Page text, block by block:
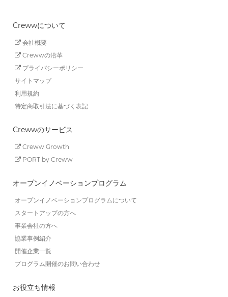
Crewwについて
会社概要
Crewwの沿革
プライバシーポリシー
サイトマップ
利用規約
特定商取引法に基づく表記
Crewwのサービス
Creww Growth
PORT by Creww
オープンイノベーションプログラム
オープンイノベーションプログラムについて
スタートアップの方へ
事業会社の方へ
協業事例紹介
開催企業一覧
プログラム開催のお問い合わせ
お役立ち情報